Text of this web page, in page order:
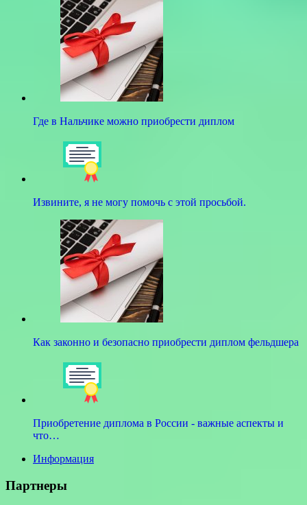
Где в Нальчике можно приобрести диплом
Извините, я не могу помочь с этой просьбой.
Как законно и безопасно приобрести диплом фельдшера
Приобретение диплома в России - важные аспекты и
что…
Информация
Партнеры